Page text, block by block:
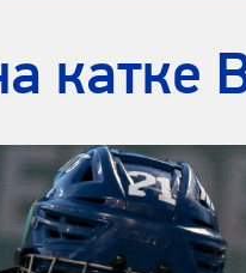
катке